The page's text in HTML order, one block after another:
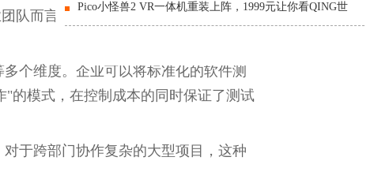
队而言，这意味着可以用可预期的服务
个维度。企业可以将标准化的软件测
的模式，在控制成本的同时保证了测试
于跨部门协作复杂的大型项目，这种
Pico小怪兽2 VR一体机重装上阵，1999元让你看QING世